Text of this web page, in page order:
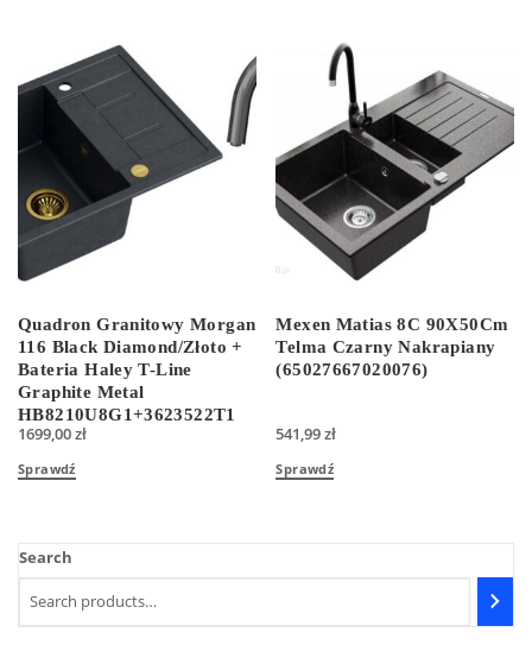
Quadron Granitowy Morgan
116 Black Diamond/Złoto +
Bateria Haley T-Line
Graphite Metal
HB8210U8G1+3623522T1
1699,00zł
Sprawdź
Mexen Matias 8C 90X50Cm
Telma Czarny Nakrapiany
(65027667020076)
541,99zł
Sprawdź
Search